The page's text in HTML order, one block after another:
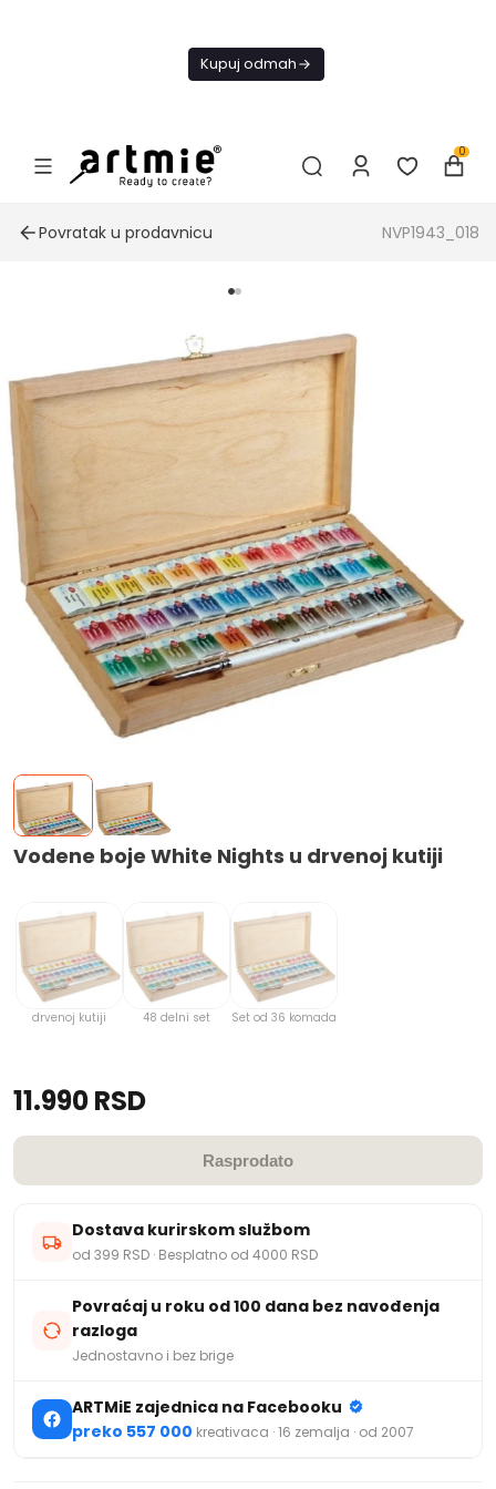
Kupuj odmah
0
Povratak u prodavnicu NVP1943_018
Vodene boje White Nights u drvenoj kutiji
drvenoj kutiji 48 delni set Set od 36 komada
11.990 RSD
Rasprodato
Dostava kurirskom službom
od 399 RSD · Besplatno od 4000 RSD
Povraćaj u roku od 100 dana bez navođenja
razloga
Jednostavno i bez brige
ARTMiE zajednica na Facebooku
preko 557 000 kreativaca · 16 zemalja · od 2007